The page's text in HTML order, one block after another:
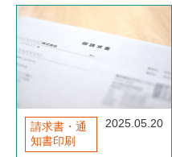
請求書・通
知書印刷
2025.05.20